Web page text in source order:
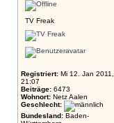
TV Freak
Registriert: Mi 12. Jan 2011,
21:07
Beiträge: 6473
Wohnort: Netz Aalen
Geschlecht:
Bundesland: Baden-